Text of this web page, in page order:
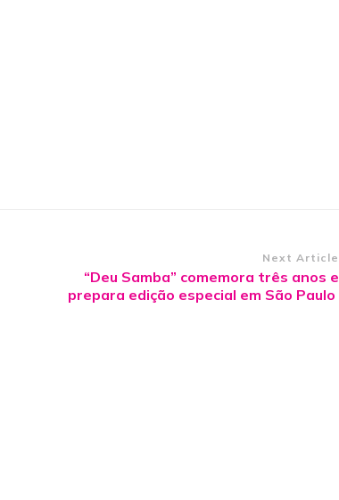
Next Article
“Deu Samba” comemora três anos e
prepara edição especial em São Paulo